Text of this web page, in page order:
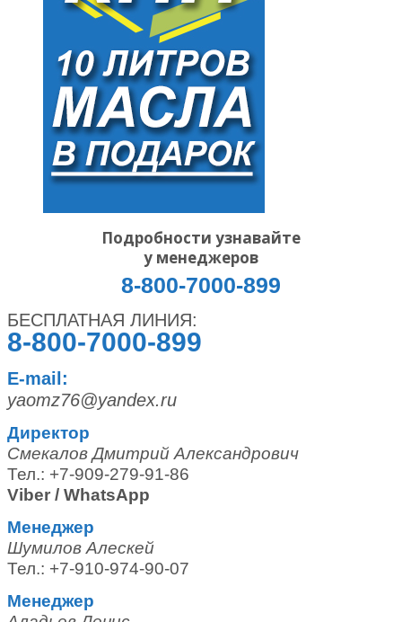
Подробности узнавайте
у менеджеров
8-800-7000-899
БЕСПЛАТНАЯ ЛИНИЯ:
8-800-7000-899
E-mail:
yaomz76@yandex.ru
Директор
Смекалов Дмитрий Александрович
Тел.: +7-909-279-91-86
Viber / WhatsApp
Менеджер
Шумилов Алескей
Тел.: +7-910-974-90-07
Менеджер